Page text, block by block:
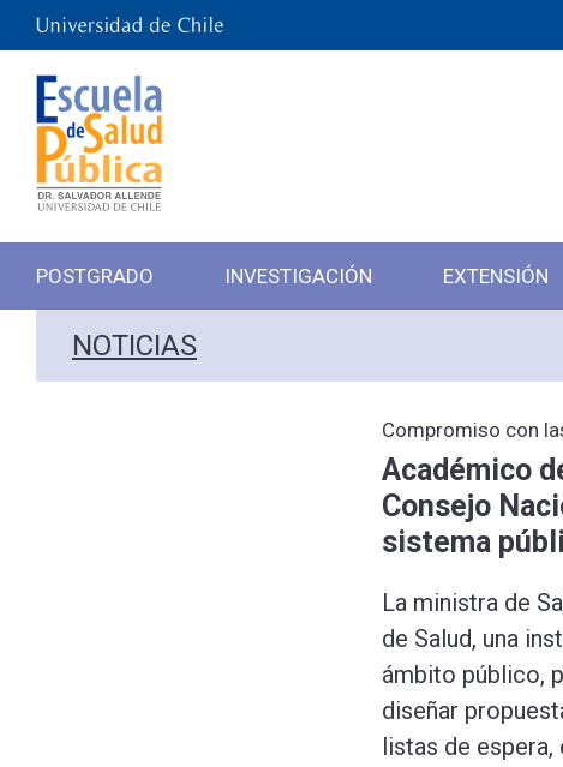
POSTGRADO INVESTIGACIÓN EXTENSIÓN
NOTICIAS
Compromiso con
Académico
Consejo
sistema
La ministra de
de Salud, una
ámbito público,
diseñar
listas de